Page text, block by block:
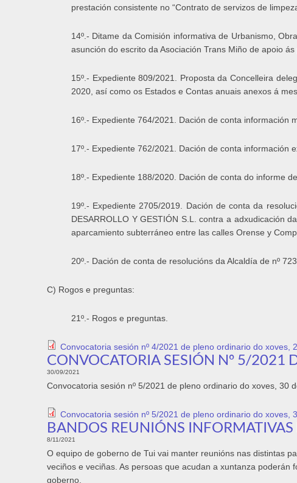
prestación consistente no “Contrato de servizos de
14º.- Ditame da Comisión informativa de Urbanismo,
asunción do escrito da Asociación Trans Miño de apoio ás
15º.- Expediente 809/2021. Proposta da Concelleira
2020, así como os Estados e Contas anuais anexos á
16º.- Expediente 764/2021. Dación de conta información
17º.- Expediente 762/2021. Dación de conta información
18º.- Expediente 188/2020. Dación de conta do informe
19º.- Expediente 2705/2019. Dación de conta da
DESARROLLO Y GESTIÓN S.L. contra a adxudicación
aparcamiento subterráneo entre las calles Orense y
20º.- Dación de conta de resolucións da Alcaldía de nº
C) Rogos e preguntas:
21º.- Rogos e preguntas.
Convocatoria sesión nº 4/2021 de pleno ordinario do xoves,
CONVOCATORIA SESIÓN Nº 5/2021
30/09/2021
Convocatoria sesión nº 5/2021 de pleno ordinario do xoves, 30
Convocatoria sesión nº 5/2021 de pleno ordinario do xoves,
BANDOS REUNIÓNS INFORMATIVAS
8/11/2021
O equipo de goberno de Tui vai manter reunións nas distintas
veciños e veciñas. As persoas que acudan a xuntanza
goberno.